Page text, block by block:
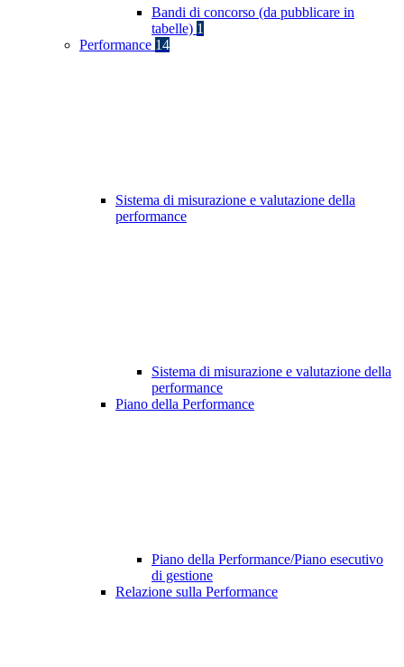
Bandi di concorso (da pubblicare in
tabelle) 1
Performance 14
Sistema di misurazione e valutazione della
performance
Sistema di misurazione e valutazione della
performance
Piano della Performance
Piano della Performance/Piano esecutivo
di gestione
Relazione sulla Performance